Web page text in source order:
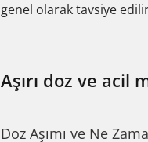
genel olarak tavsiye
Aşırı doz ve acil
Doz Aşımı ve Ne